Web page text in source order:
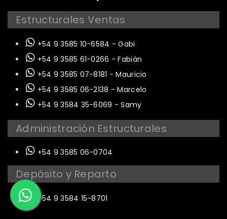
Estructurales Ventas
+54 9 3585 10-6584 - Gabi
+54 9 3585 61-0266 - Fabián
+54 9 3585 07-8181 - Mauricio
+54 9 3585 06-2138 - Marcelo
+54 9 3584 35-6069 - Samy
Administración Estructurales
+54 9 3585 06-0704
Depósito y Reparto
+54 9 3584 15-8701